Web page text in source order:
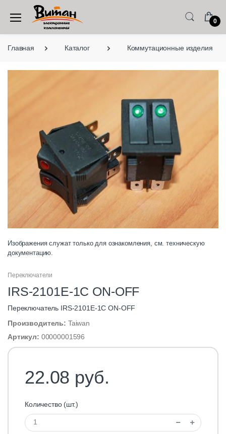
0
Главная Каталог Коммутационные изделия
Изображения служат только для ознакомления, см. техническую
документацию.
Переключатели
IRS-2101E-1C ON-OFF
Переключатель IRS-2101E-1C ON-OFF
Производитель: Taiwan
Артикул: 00000001596
22.08 руб.
Количество (шт.)